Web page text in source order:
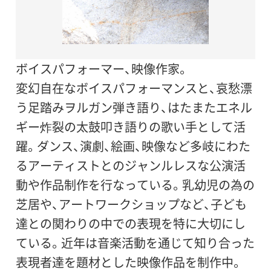
ボイスパフォーマー、映像作家。
変幻自在なボイスパフォーマンスと、哀愁漂
う足踏みヲルガン弾き語り、はたまたエネル
ギー炸裂の太鼓叩き語りの歌い手として活
躍。ダンス、演劇、絵画、映像など多岐にわた
るアーティストとのジャンルレスな公演活
動や作品制作を行なっている。乳幼児の為の
芝居や、アートワークショップなど、子ども
達との関わりの中での表現を特に大切にし
ている。近年は音楽活動を通じて知り合った
表現者達を題材とした映像作品を制作中。